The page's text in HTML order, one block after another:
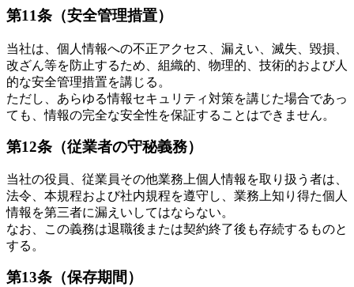
第11条（安全管理措置）
当社は、個人情報への不正アクセス、漏えい、滅失、毀損、
改ざん等を防止するため、組織的、物理的、技術的および人
的な安全管理措置を講じる。
ただし、あらゆる情報セキュリティ対策を講じた場合であっ
ても、情報の完全な安全性を保証することはできません。
第12条（従業者の守秘義務）
当社の役員、従業員その他業務上個人情報を取り扱う者は、
法令、本規程および社内規程を遵守し、業務上知り得た個人
情報を第三者に漏えいしてはならない。
なお、この義務は退職後または契約終了後も存続するものと
する。
第13条（保存期間）